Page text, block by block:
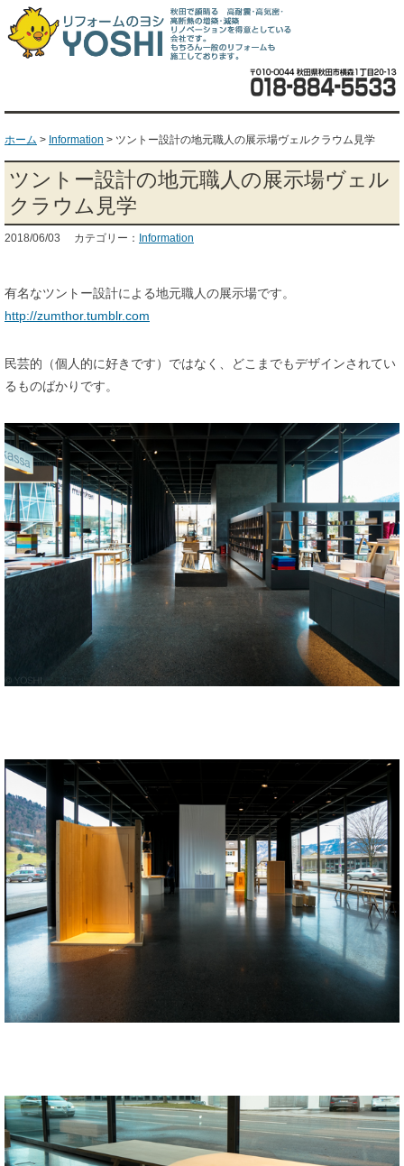
ホーム > Information > ツントー設計の地元職人の展示場ヴェルクラウム見学
ツントー設計の地元職人の展示場ヴェル
クラウム見学
2018/06/03 カテゴリー： Information
有名なツントー設計による地元職人の展示場です。
http://zumthor.tumblr.com
民芸的（個人的に好きです）ではなく、どこまでもデザインされてい
るものばかりです。